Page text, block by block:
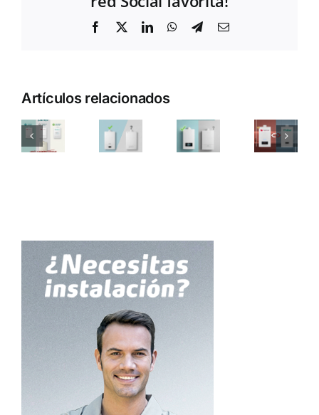
Facebook
X LinkedInWhatsApp
TelegramCorreo
Artículos relacionados